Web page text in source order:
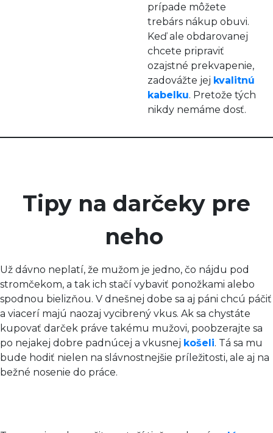
prípade môžete
trebárs nákup obuvi.
Keď ale obdarovanej
chcete pripraviť
ozajstné prekvapenie,
zadovážte jej kvalitnú
kabelku. Pretože tých
nikdy nemáme dosť.
Tipy na darčeky pre
neho
Už dávno neplatí, že mužom je jedno, čo nájdu pod
stromčekom, a tak ich stačí vybaviť ponožkami alebo
spodnou bielizňou. V dnešnej dobe sa aj páni chcú páčiť
a viacerí majú naozaj vycibrený vkus. Ak sa chystáte
kupovať darček práve takému mužovi, poobzerajte sa
po nejakej dobre padnúcej a vkusnej košeli. Tá sa mu
bude hodiť nielen na slávnostnejšie príležitosti, ale aj na
bežné nosenie do práce.